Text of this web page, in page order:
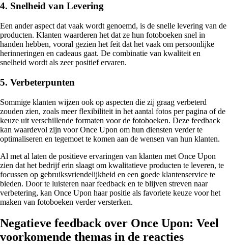
4. Snelheid van Levering
Een ander aspect dat vaak wordt genoemd, is de snelle levering van de
producten. Klanten waarderen het dat ze hun fotoboeken snel in
handen hebben, vooral gezien het feit dat het vaak om persoonlijke
herinneringen en cadeaus gaat. De combinatie van kwaliteit en
snelheid wordt als zeer positief ervaren.
5. Verbeterpunten
Sommige klanten wijzen ook op aspecten die zij graag verbeterd
zouden zien, zoals meer flexibiliteit in het aantal fotos per pagina of de
keuze uit verschillende formaten voor de fotoboeken. Deze feedback
kan waardevol zijn voor Once Upon om hun diensten verder te
optimaliseren en tegemoet te komen aan de wensen van hun klanten.
Al met al laten de positieve ervaringen van klanten met Once Upon
zien dat het bedrijf erin slaagt om kwalitatieve producten te leveren, te
focussen op gebruiksvriendelijkheid en een goede klantenservice te
bieden. Door te luisteren naar feedback en te blijven streven naar
verbetering, kan Once Upon haar positie als favoriete keuze voor het
maken van fotoboeken verder versterken.
Negatieve feedback over Once Upon: Veel
voorkomende themas in de reacties